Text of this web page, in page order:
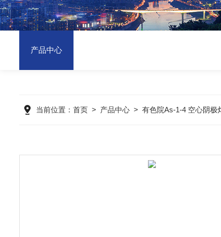
产品中心
当前位置： 首页 > 产品中心 > 有色院As-1-4 空心阴极